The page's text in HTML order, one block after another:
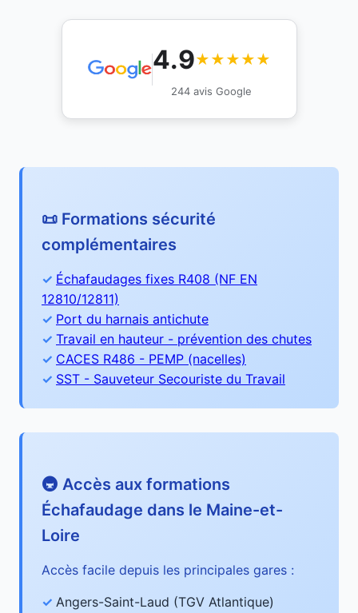
4.9★★★★★
244 avis Google
📜 Formations sécurité
complémentaires
Échafaudages fixes R408 (NF EN
12810/12811)
Port du harnais antichute
Travail en hauteur - prévention des chutes
CACES R486 - PEMP (nacelles)
SST - Sauveteur Secouriste du Travail
🚇 Accès aux formations
Échafaudage dans le Maine-et-
Loire
Accès facile depuis les principales gares :
Angers-Saint-Laud (TGV Atlantique)